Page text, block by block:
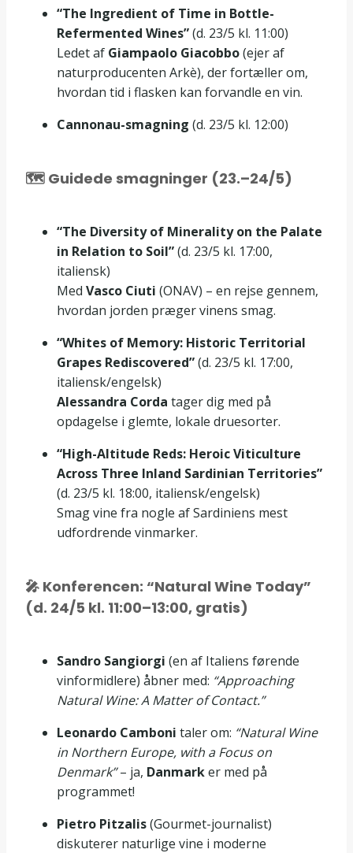
“The Ingredient of Time in Bottle-
Refermented Wines”(d. 23/5 kl. 11:00)
Ledet af Giampaolo Giacobbo(ejer af
naturproducenten Arkè), der fortæller om,
hvordan tid i flasken kan forvandle en vin.
Cannonau-smagning (d. 23/5 kl. 12:00)
🗺️ Guidede smagninger (23.–24/5)
“The Diversity of Minerality on the Palate
in Relation to Soil”(d. 23/5 kl. 17:00,
italiensk)
Med Vasco Ciuti (ONAV) – en rejse gennem,
hvordan jorden præger vinens smag.
“Whites of Memory: Historic Territorial
Grapes Rediscovered”(d. 23/5 kl. 17:00,
italiensk/engelsk)
Alessandra Corda tager dig med på
opdagelse i glemte, lokale druesorter.
“High-Altitude Reds: Heroic Viticulture
Across Three Inland Sardinian Territories”
(d. 23/5 kl. 18:00, italiensk/engelsk)
Smag vine fra nogle af Sardiniens mest
udfordrende vinmarker.
🎤 Konferencen: “Natural Wine Today”
(d. 24/5 kl. 11:00–13:00, gratis)
Sandro Sangiorgi (en af Italiens førende
vinformidlere) åbner med: “Approaching
Natural Wine: A Matter of Contact.”
Leonardo Camboni taler om: “Natural Wine
in Northern Europe, with a Focus on
Denmark”– ja, Danmarker med på
programmet!
Pietro Pitzalis(Gourmet-journalist)
diskuterer naturlige vine i moderne